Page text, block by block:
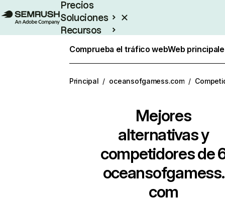
Precios
Soluciones
Recursos
Comprueba el tráfico webWeb
Principal / oceansofgamess.com /
Mejores
alternativas y
competidores de
oceansofgamess.
com